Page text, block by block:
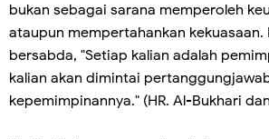
bukan sebagai sarana memperoleh
ataupun mempertahankan kekuasaan.
bersabda, "Setiap kalian adalah
kalian akan dimintai
kepemimpinannya." (HR. Al-Bukhari